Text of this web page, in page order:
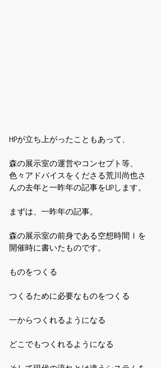
HPが立ち上がったこともあって、
森の展示室の運営やコンセプト等、
色々アドバイスをくださる荒川尚也さ
んの去年と一昨年の記事をUPします。
まずは、一昨年の記事。
森の展示室の前身である空想時間Ⅰを
開催時に書いたものです。
ものをつくる
つくるために必要なものをつくる
一からつくれるようになる
どこでもつくれるようになる